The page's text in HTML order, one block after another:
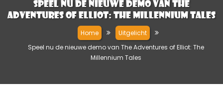
Speel nu de nieuwe demo van The
Adventures of Elliot: The Millennium Tales
Home
Uitgelicht
Speel nu de nieuwe demo van The Adventures of Elliot: The
Millennium Tales